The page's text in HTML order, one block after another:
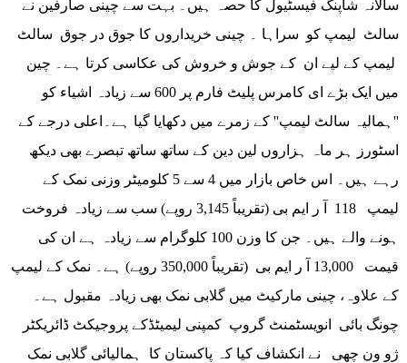
سالانہ شاپنگ فیسٹیول کا حصہ ہیں۔ بہت سے چینی صارفین نے
سالٹ لیمپ کو سراہا ۔ چینی خریداروں کا جوق در جوق سالٹ
لیمپ کے لیے ان کے جوش و خروش کی عکاسی کرتا ہے۔ چین
میں ایک بڑے ای کامرس پلیٹ فارم پر 600 سے زیادہ اشیاء کو
''ہمالیہ سالٹ لیمپ'' کے زمرے میں دکھایا گیا ہے۔اعلی درجے کے
اسٹورز ہر ماہ ہزاروں لین دین کے ساتھ ساتھ تبصرے بھی دیکھ
رہے ہیں۔ اس خاص بازار میں 4 سے 5 کلومیٹر وزنی نمک کے
لیمپ 118 آ ر ایم بی (تقریباً 3,145 روپے) سب سے زیادہ فروخت
ہونے والے ہیں۔ جن کا وزن 100 کلوگرام سے زیادہ ہے ان کی
قیمت 13,000 آ ر ایم بی (تقریباً 350,000 روپے) ہے۔ نمک کے لیمپ
کے علاوہ، چینی مارکیٹ میں گلابی نمک بھی زیادہ مقبول ہے۔
چونگ بائی انویسٹمنٹ گروپ کمپنی لیمیٹڈکے پروجیکٹ ڈائریکٹر
ژو ون چھی نے انکشاف کیا کہ پاکستان کا ہمالیائی گلابی نمک